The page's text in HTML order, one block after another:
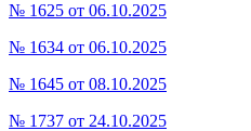
№ 1625 от 06.10.2025
№ 1634 от 06.10.2025
№ 1645 от 08.10.2025
№ 1737 от 24.10.2025